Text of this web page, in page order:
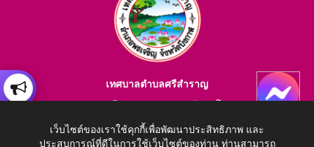
เทศบาลตำบลศรีสำราญ
E-mail : saraban_05380203@dla.go.th
เว็บไซต์ของเราใช้คุกกี้เพื่อพัฒนาประสิทธิภาพ และ
ประสบการณ์ที่ดีในการใช้เว็บไซต์ของท่าน ท่านสามารถ